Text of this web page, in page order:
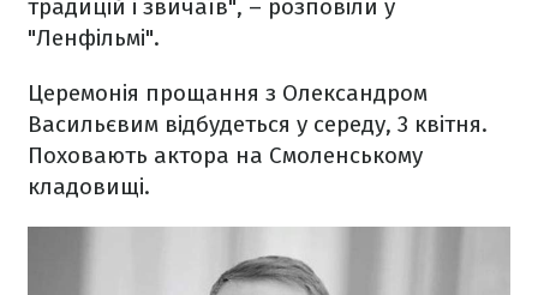
традицій і звичаїв", – розповіли у
"Ленфільмі".
Церемонія прощання з Олександром
Васильєвим відбудеться у середу, 3 квітня.
Поховають актора на Смоленському
кладовищі.